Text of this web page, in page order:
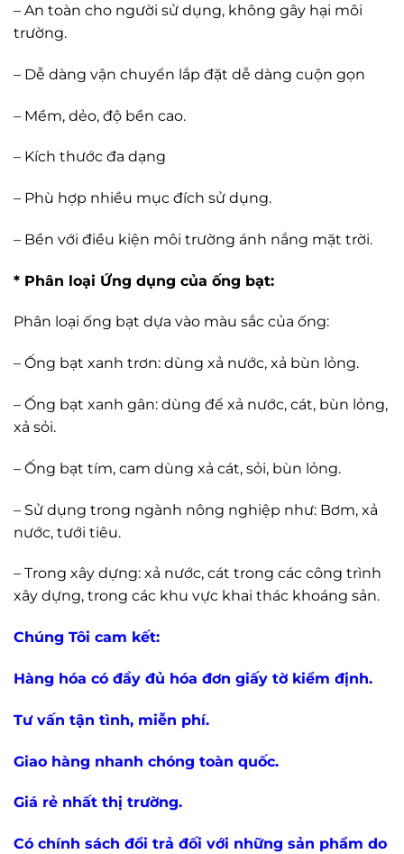
– An toàn cho người sử dụng, không gây hại môi
trường.
– Dễ dàng vận chuyển lắp đặt dễ dàng cuộn gọn
– Mềm, dẻo, độ bền cao.
– Kích thước đa dạng
– Phù hợp nhiều mục đích sử dụng.
– Bền với điều kiện môi trường ánh nắng mặt trời.
* Phân loại Ứng dụng của ống bạt:
Phân loại ống bạt dựa vào màu sắc của ống:
– Ống bạt xanh trơn: dùng xả nước, xả bùn lỏng.
– Ống bạt xanh gân: dùng để xả nước, cát, bùn lỏng,
xả sỏi.
– Ống bạt tím, cam dùng xả cát, sỏi, bùn lỏng.
– Sử dụng trong ngành nông nghiệp như: Bơm, xả
nước, tưới tiêu.
– Trong xây dựng: xả nước, cát trong các công trình
xây dựng, trong các khu vực khai thác khoáng sản.
Chúng Tôi cam kết:
Hàng hóa có đầy đủ hóa đơn giấy tờ kiểm định.
Tư vấn tận tình, miễn phí.
Giao hàng nhanh chóng toàn quốc.
Giá rẻ nhất thị trường.
Có chính sách đổi trả đối với những sản phẩm do